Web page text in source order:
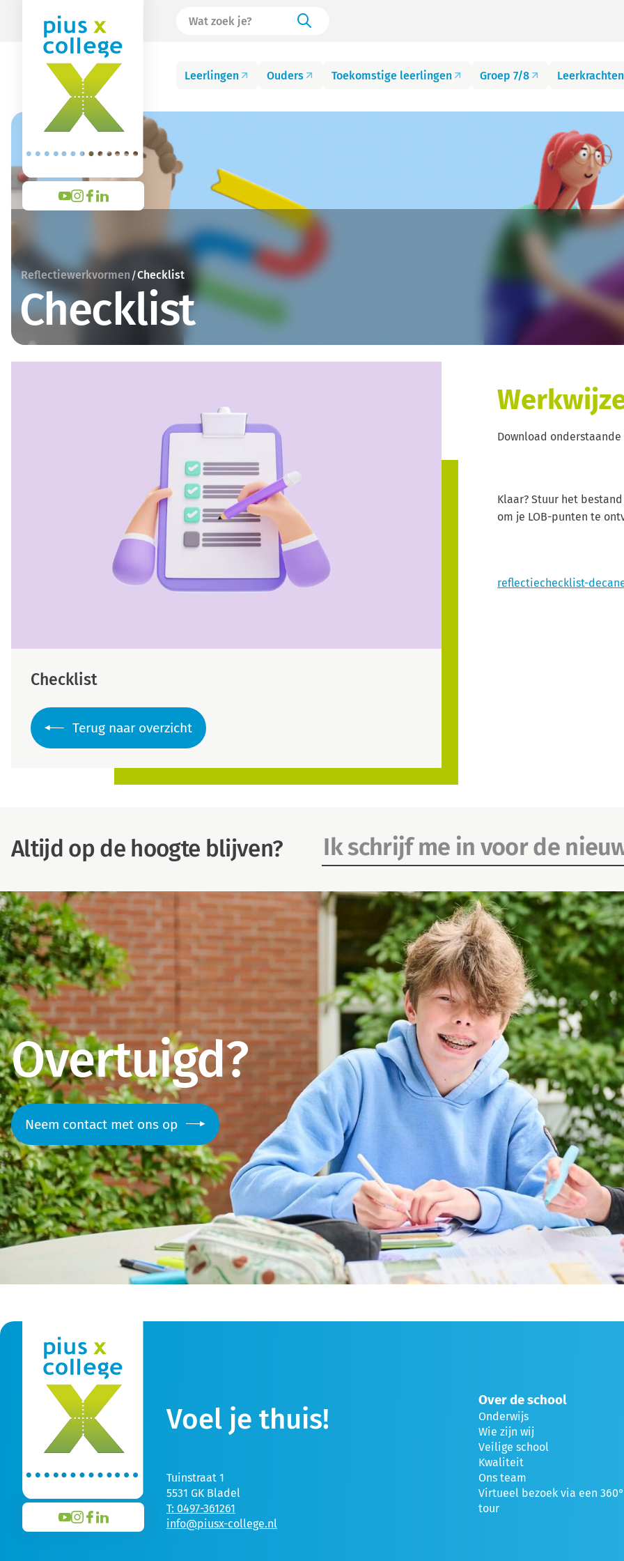
Leerlingen Ouders Toekomstige leerlingen Groep 7/8
Reflectiewerkvormen /Checklist
Checklist
Checklist
Terug naar overzicht
Download
Klaar? Stuur het
om je LOB-punten te
reflectiechecklist-
Altijd op de hoogte blijven?
Overtuigd?
Neem contact met ons op
Voel je thuis!
Tuinstraat 1
5531 GK Bladel
T: 0497-361261
info@piusx-college.nl
Over de school
Onderwijs
Wie zijn wij
Veilige school
Kwaliteit
Ons team
Virtueel bezoek via een 360°
tour